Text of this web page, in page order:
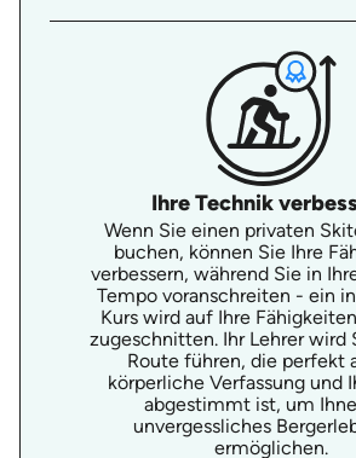
Ihre Technik
Wenn Sie einen privaten
buchen, können Sie Ihre
verbessern, während Sie in
Tempo voranschreiten - ein
Kurs wird auf Ihre
zugeschnitten. Ihr Lehrer wird
Route führen, die perfekt
körperliche Verfassung und
abgestimmt ist, um
unvergessliches
ermöglichen.